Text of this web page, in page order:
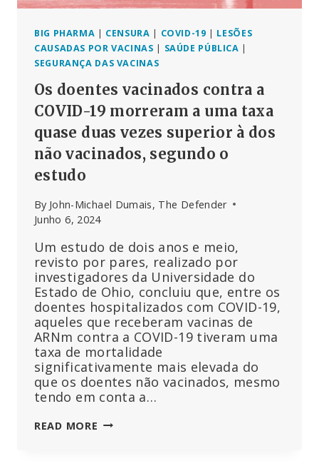
BIG PHARMA | CENSURA | COVID-19 | LESÕES
CAUSADAS POR VACINAS | SAÚDE PÚBLICA |
SEGURANÇA DAS VACINAS
Os doentes vacinados contra a
COVID-19 morreram a uma taxa
quase duas vezes superior à dos
não vacinados, segundo o
estudo
By John-Michael Dumais, The Defender
Junho 6, 2024
Um estudo de dois anos e meio,
revisto por pares, realizado por
investigadores da Universidade do
Estado de Ohio, concluiu que, entre os
doentes hospitalizados com COVID-19,
aqueles que receberam vacinas de
ARNm contra a COVID-19 tiveram uma
taxa de mortalidade
significativamente mais elevada do
que os doentes não vacinados, mesmo
tendo em conta a…
READ MORE OS